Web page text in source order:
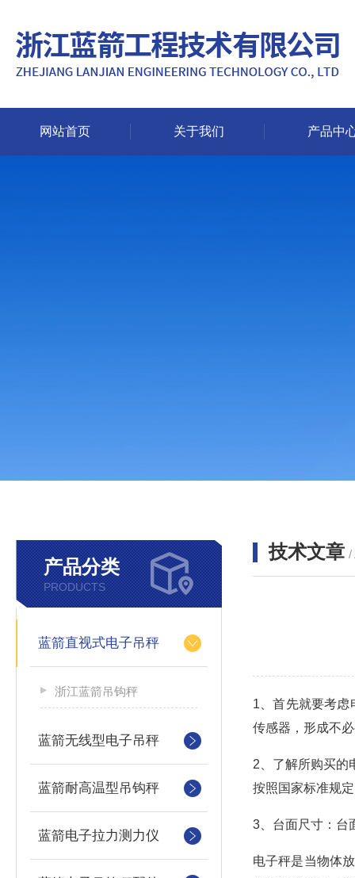
网站首页 关于我们 产品中
产品分类
PRODUCTS
蓝箭直视式电子吊秤
浙江蓝箭吊钩秤
蓝箭无线型电子吊秤
蓝箭耐高温型吊钩秤
蓝箭电子拉力测力仪
技术文章 /
1、首先就要考虑
传感器，形成不
2、了解所购买的
按照国家标准规
3、台面尺寸：台
电子秤是当物体